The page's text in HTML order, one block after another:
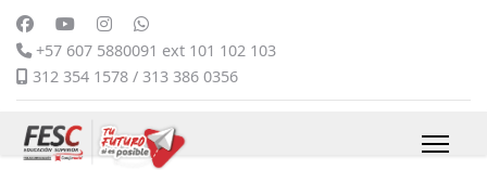
+57 607 5880091 ext 101 102 103
312 354 1578 / 313 386 0356